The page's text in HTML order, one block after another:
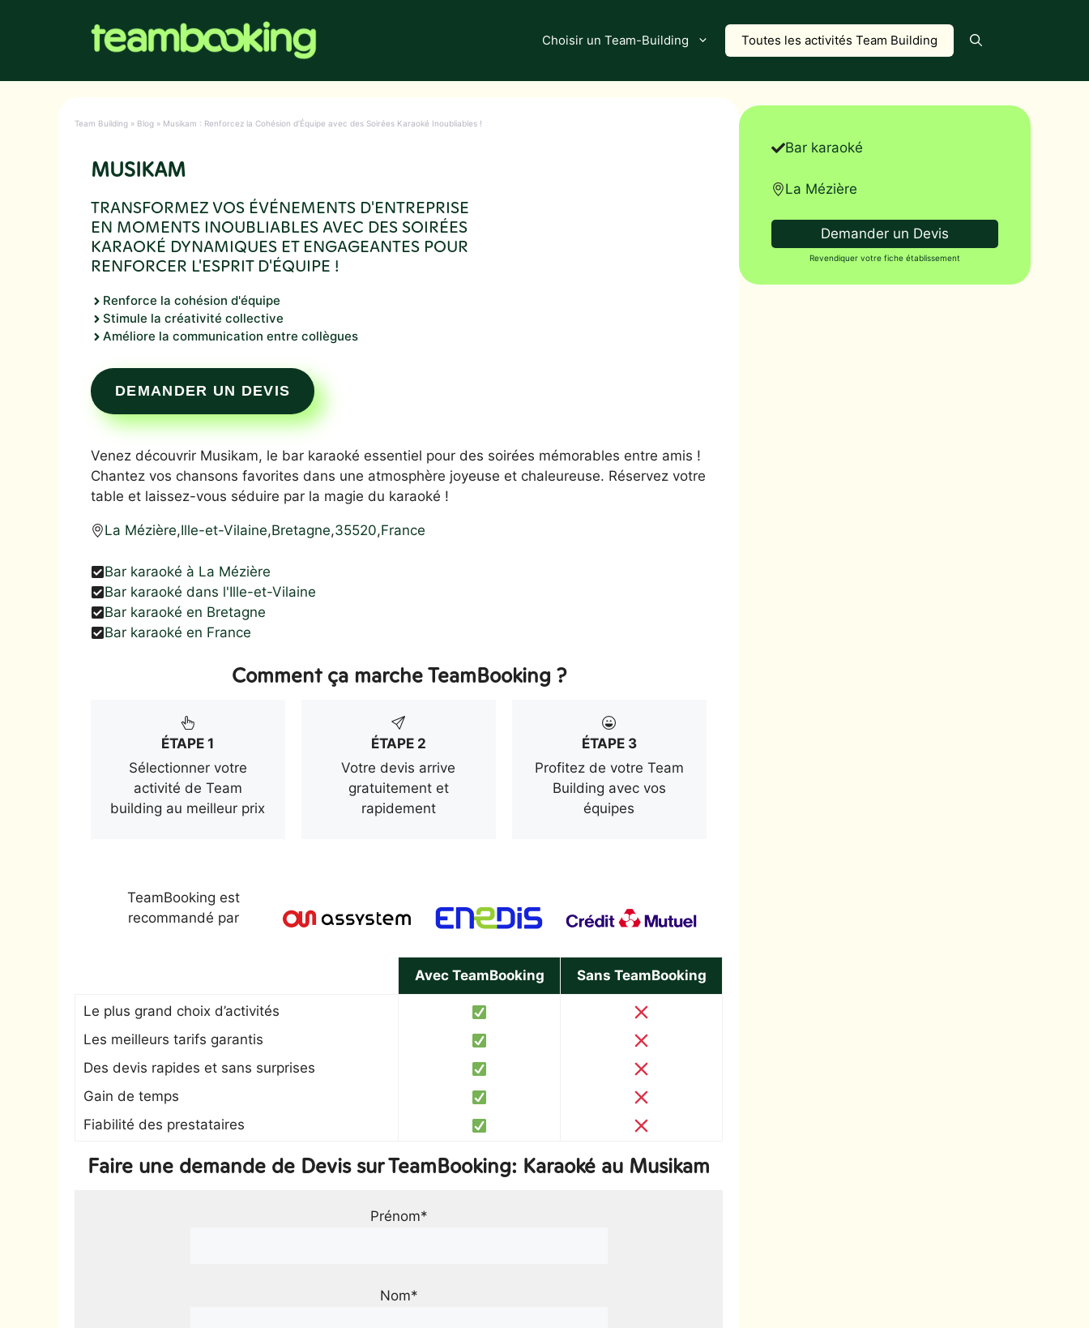
Choisir un Team-Building Toutes les activités Team Building
Team Building » Blog » Musikam : Renforcez la Cohésion d’Équipe avec des Soirées Karaoké Inoubliables !
MUSIKAM
TRANSFORMEZ VOS ÉVÉNEMENTS D'ENTREPRISE
EN MOMENTS INOUBLIABLES AVEC DES SOIRÉES
KARAOKÉ DYNAMIQUES ET ENGAGEANTES POUR
RENFORCER L'ESPRIT D'ÉQUIPE !
Renforce la cohésion d'équipe
Stimule la créativité collective
Améliore la communication entre collègues
DEMANDER UN DEVIS
Venez découvrir Musikam, le bar karaoké essentiel pour des soirées mémorables entre amis !
Chantez vos chansons favorites dans une atmosphère joyeuse et chaleureuse. Réservez votre
table et laissez-vous séduire par la magie du karaoké !
La Mézière,Ille-et-Vilaine,Bretagne,35520,France
Bar karaoké à La Mézière
Bar karaoké dans l'Ille-et-Vilaine
Bar karaoké en Bretagne
Bar karaoké en France
Comment ça marche TeamBooking ?
ÉTAPE 1
Sélectionner votre
activité de Team
building au meilleur prix
ÉTAPE 2
Votre devis arrive
gratuitement et
rapidement
ÉTAPE 3
Profitez de votre Team
Building avec vos
équipes
TeamBooking est
recommandé par
Avec TeamBooking Sans TeamBooking
Le plus grand choix d’activités
Les meilleurs tarifs garantis
Des devis rapides et sans surprises
Gain de temps
Fiabilité des prestataires
Faire une demande de Devis sur TeamBooking: Karaoké au Musikam
Prénom*
Nom*
Bar karaoké
La Mézière
Demander un Devis
Revendiquer votre fiche établissement